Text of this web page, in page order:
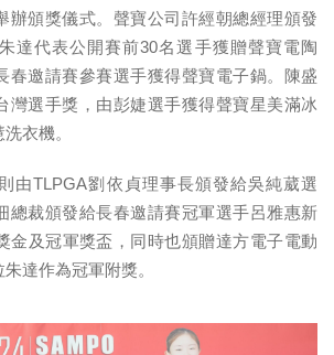
辦頒獎儀式。聲寶公司許經朝總經理頒發
達代表公開賽前30名選手獲贈聲寶電陶
春邀請賽參賽選手獲得聲寶電子鍋。陳盛
灣選手獎，由彭婕選手獲得聲寶星美滿冰
衣機。
由TLPGA劉依貞理事長頒發給吳純葳選
總裁頒發給長春邀請賽冠軍選手呂雅惠新
金及冠軍獎盃，同時也頒贈達方電子電動
達作為冠軍附獎。